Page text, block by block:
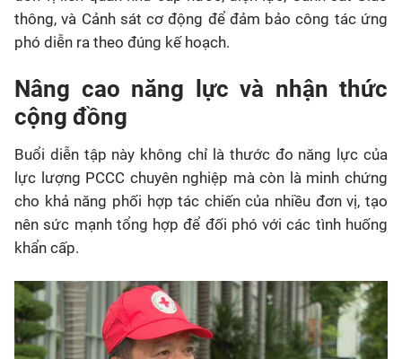
thông, và Cảnh sát cơ động để đảm bảo công tác ứng
phó diễn ra theo đúng kế hoạch.
Nâng cao năng lực và nhận thức
cộng đồng
Buổi diễn tập này không chỉ là thước đo năng lực của
lực lượng PCCC chuyên nghiệp mà còn là minh chứng
cho khả năng phối hợp tác chiến của nhiều đơn vị, tạo
nên sức mạnh tổng hợp để đối phó với các tình huống
khẩn cấp.